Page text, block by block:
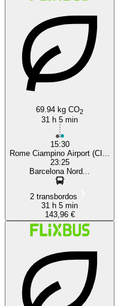
69.94 kg CO2
31 h 5 min
15:30
Rome Ciampino Airport (CI...
23:25
Barcelona Nord...
2 transbordos
31 h 5 min
143,96 €